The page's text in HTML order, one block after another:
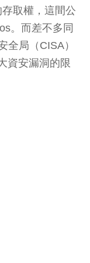
取權，這間公
。而差不多同
全局（CISA）
資安漏洞的限